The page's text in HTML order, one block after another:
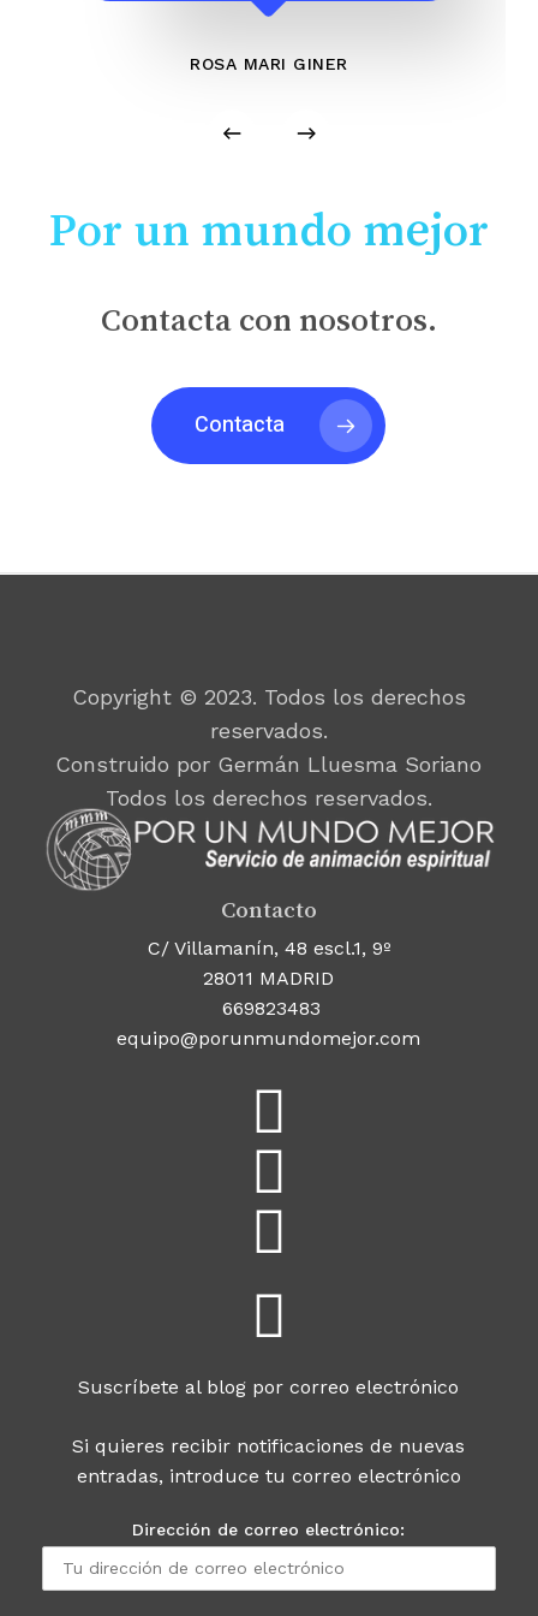
ROSA MARI GINER
Por un mundo mejor
Contacta con nosotros.
Contacta
Copyright © 2023. Todos los derechos
reservados.
Construido por Germán Lluesma Soriano
Todos los derechos reservados.
Contacto
C/ Villamanín, 48 escl.1, 9º
28011 MADRID
669823483
equipo@porunmundomejor.com
Suscríbete al blog por correo electrónico
Si quieres recibir notificaciones de nuevas
entradas, introduce tu correo electrónico
Dirección de correo electrónico: